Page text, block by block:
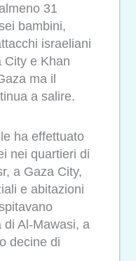
31
bambini,
israeliani
City e Khan
ma il
a salire.
ha effettuato
nei quartieri di
a Gaza City,
e abitazioni
di Al-Mawasi, a
decine di